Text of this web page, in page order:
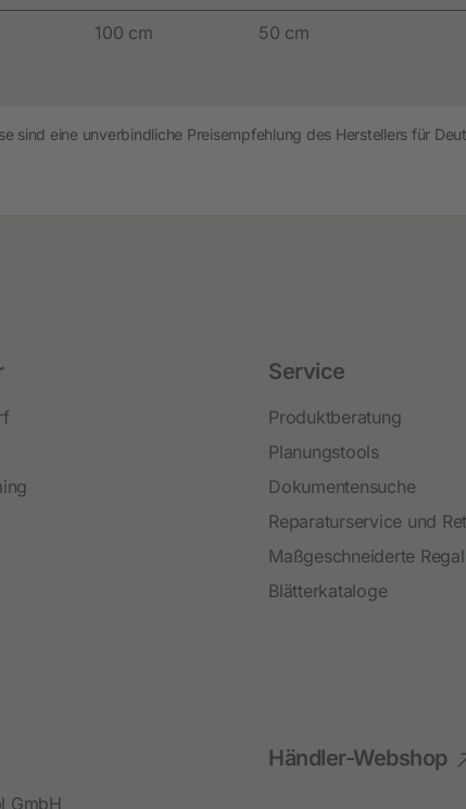
100 cm 50 cm
sind eine unverbindliche Preisempfehlung des Herstellers für
Service
Produktberatung
Planungstools
Dokumentensuche
Reparaturservice und
Maßgeschneiderte
Blätterkataloge
GmbH
Händler-Webshop